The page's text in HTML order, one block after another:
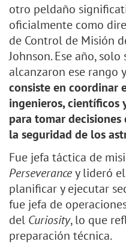
otro peldaño
oficialmente como
de Control de Misión
Johnson. Ese año,
alcanzaron ese rango
consiste en coordinar
ingenieros, científicos
para tomar
la seguridad de los
Fue jefa táctica de
Perseverancey lideró
planificar y ejecutar
fue jefa de
del Curiosity, lo que
preparación técnica.